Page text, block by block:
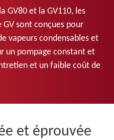
GV80 et la GV110, les
GV sont conçues pour
vapeurs condensables et
un pompage constant et
et un faible coût de
et éprouvée